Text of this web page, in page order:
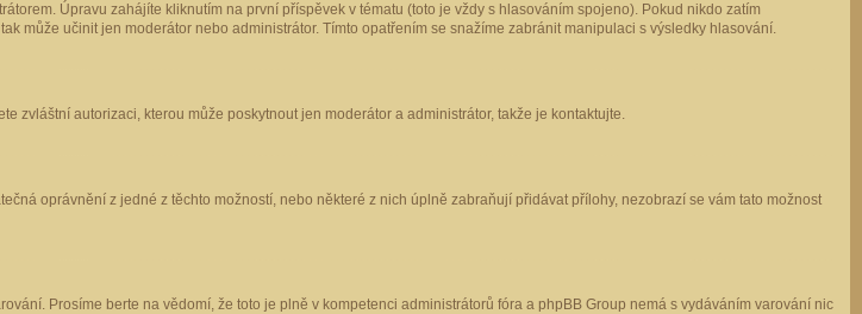
Úpravu zahájíte kliknutím na první příspěvek v tématu (toto je vždy s hlasováním spojeno). Pokud nikdo zatím
může učinit jen moderátor nebo administrátor. Tímto opatřením se snažíme zabránit manipulaci s výsledky hlasování.
zvláštní autorizaci, kterou může poskytnout jen moderátor a administrátor, takže je kontaktujte.
oprávnění z jedné z těchto možností, nebo některé z nich úplně zabraňují přidávat přílohy, nezobrazí se vám tato možnost
Prosíme berte na vědomí, že toto je plně v kompetenci administrátorů fóra a phpBB Group nemá s vydáváním varování nic